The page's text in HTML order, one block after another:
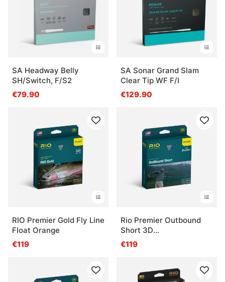
SA Headway Belly
SH/Switch, F/S2
€79.90
SA Sonar Grand Slam
Clear Tip WF F/I
€129.90
RIO Premier Gold Fly Line
Float Orange
€119
Rio Premier Outbound
Short 3D
Intermediate/Sink3/Sink5
Fly Line
€119